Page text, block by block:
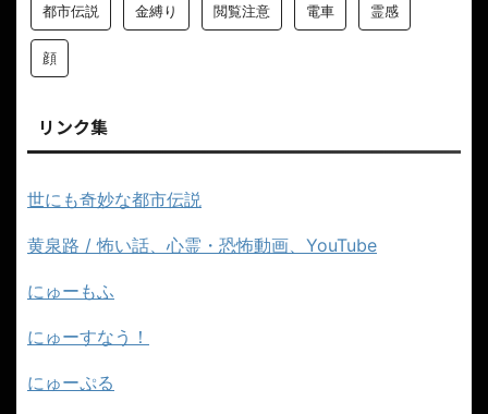
都市伝説 金縛り 閲覧注意 電車 霊感
顔
リンク集
世にも奇妙な都市伝説
黄泉路 / 怖い話、心霊・恐怖動画、YouTube
にゅーもふ
にゅーすなう！
にゅーぷる